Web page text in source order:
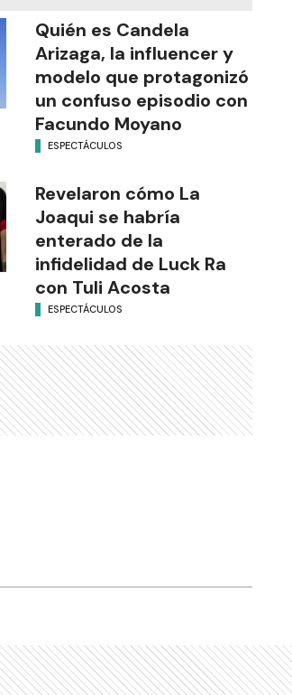
Quién es Candela
Arizaga, la influencer y
modelo que protagonizó
un confuso episodio con
Facundo Moyano
ESPECTÁCULOS
Revelaron cómo La
Joaqui se habría
enterado de la
infidelidad de Luck Ra
con Tuli Acosta
ESPECTÁCULOS